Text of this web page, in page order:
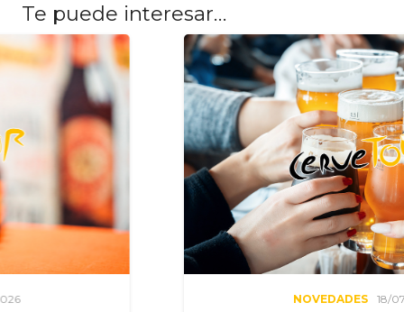
Te puede interesar…
NOVEDADES 18/07/2026